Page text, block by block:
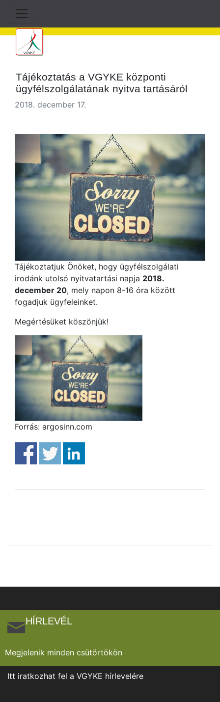
Tájékoztatás a VGYKE központi
ügyfélszolgálatának nyitva tartásáról
2018. december 17.
Tájékoztatjuk Önöket, hogy ügyfélszolgálati
irodánk utolsó nyitvatartási napja 2018.
december 20, mely napon 8-16 óra között
fogadjuk ügyfeleinket.
Megértésüket köszönjük!
Forrás: argosinn.com
HÍRLEVÉL
Megjelenik minden csütörtökön
Itt iratkozhat fel a VGYKE hírlevelére